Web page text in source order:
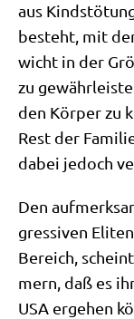
aus
besteht, mit
wicht in der
zu
den Kör­per zu
Rest der
dabei jedoch
Den
gres­si­ven
Bereich,
mern, daß es
USA erge­hen